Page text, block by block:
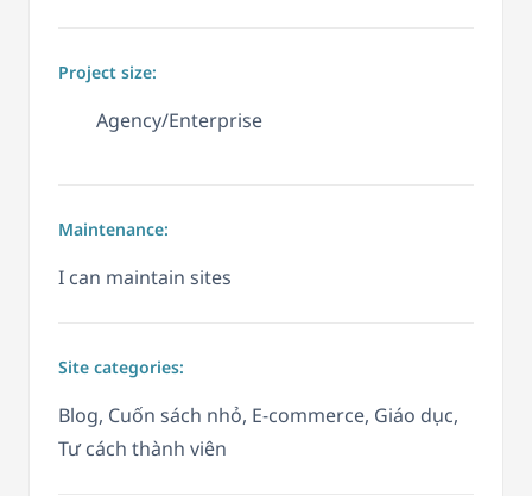
Project size:
Agency/Enterprise
Maintenance:
I can maintain sites
Site categories:
Blog, Cuốn sách nhỏ, E-commerce, Giáo dục,
Tư cách thành viên